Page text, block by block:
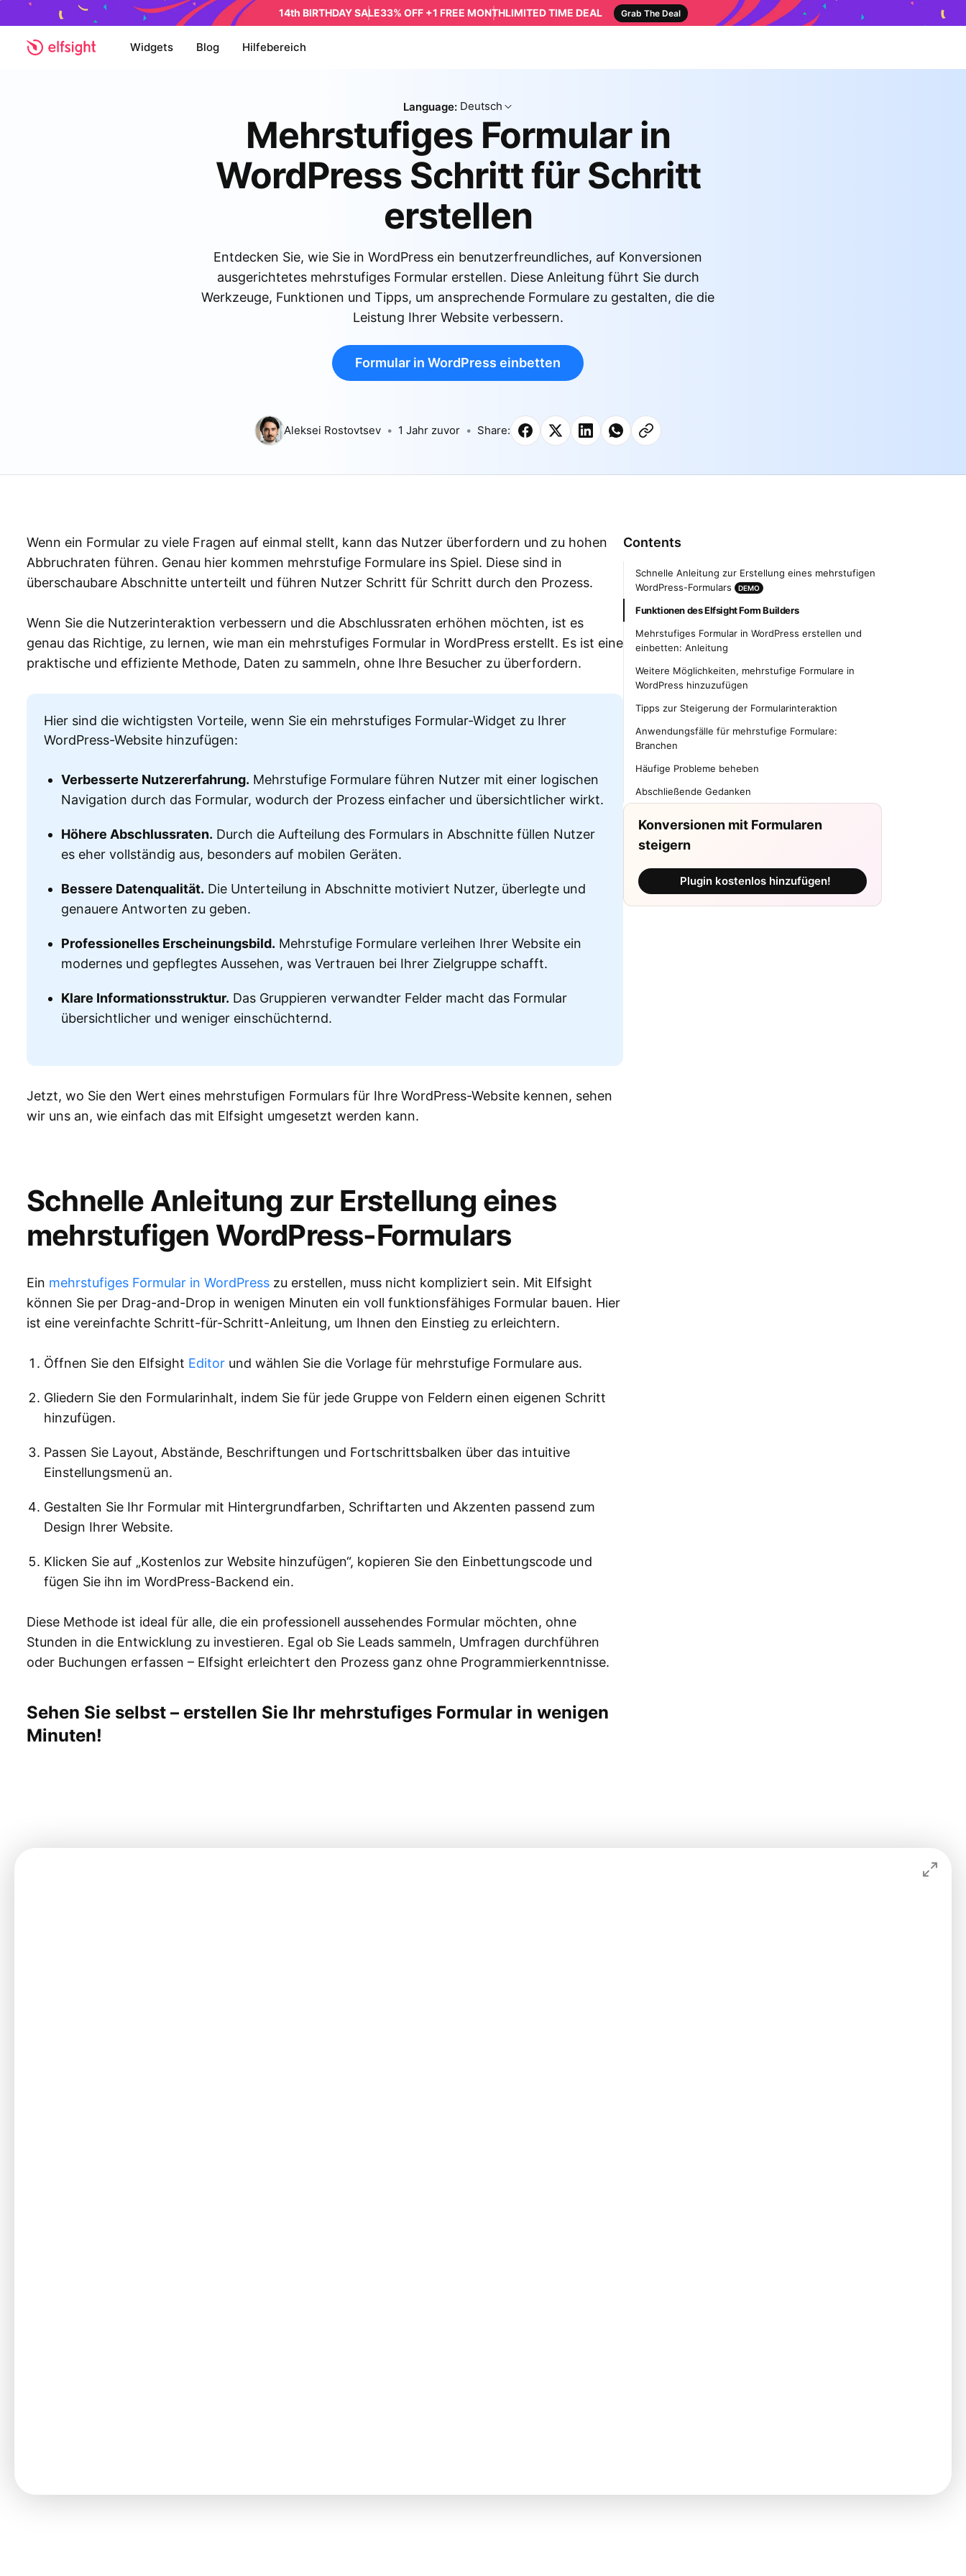
14th BIRTHDAY SALE33% OFF +1 FREE MONTHLIMITED TIME DEAL Grab The Deal
Widgets Blog Hilfebereich
Language: Deutsch
Mehrstufiges Formular in
WordPress Schritt für Schritt
erstellen
Entdecken Sie, wie Sie in WordPress ein benutzerfreundliches, auf Konversionen
ausgerichtetes mehrstufiges Formular erstellen. Diese Anleitung führt Sie durch
Werkzeuge, Funktionen und Tipps, um ansprechende Formulare zu gestalten, die die
Leistung Ihrer Website verbessern.
Formular in WordPress einbetten
Aleksei Rostovtsev 1 Jahr zuvor Share:
Wenn ein Formular zu viele Fragen auf einmal stellt, kann das Nutzer überfordern und zu hohen
Abbruchraten führen. Genau hier kommen mehrstufige Formulare ins Spiel. Diese sind in
überschaubare Abschnitte unterteilt und führen Nutzer Schritt für Schritt durch den Prozess.
Wenn Sie die Nutzerinteraktion verbessern und die Abschlussraten erhöhen möchten, ist es
genau das Richtige, zu lernen, wie man ein mehrstufiges Formular in WordPress erstellt. Es ist eine
praktische und effiziente Methode, Daten zu sammeln, ohne Ihre Besucher zu überfordern.
Hier sind die wichtigsten Vorteile, wenn Sie ein mehrstufiges Formular-Widget zu Ihrer
WordPress-Website hinzufügen:
Verbesserte Nutzererfahrung. Mehrstufige Formulare führen Nutzer mit einer logischen
Navigation durch das Formular, wodurch der Prozess einfacher und übersichtlicher wirkt.
Höhere Abschlussraten. Durch die Aufteilung des Formulars in Abschnitte füllen Nutzer
es eher vollständig aus, besonders auf mobilen Geräten.
Bessere Datenqualität. Die Unterteilung in Abschnitte motiviert Nutzer, überlegte und
genauere Antworten zu geben.
Professionelles Erscheinungsbild. Mehrstufige Formulare verleihen Ihrer Website ein
modernes und gepflegtes Aussehen, was Vertrauen bei Ihrer Zielgruppe schafft.
Klare Informationsstruktur. Das Gruppieren verwandter Felder macht das Formular
übersichtlicher und weniger einschüchternd.
Jetzt, wo Sie den Wert eines mehrstufigen Formulars für Ihre WordPress-Website kennen, sehen
wir uns an, wie einfach das mit Elfsight umgesetzt werden kann.
Schnelle Anleitung zur Erstellung eines
mehrstufigen WordPress-Formulars
Ein mehrstufiges Formular in WordPress zu erstellen, muss nicht kompliziert sein. Mit Elfsight
können Sie per Drag-and-Drop in wenigen Minuten ein voll funktionsfähiges Formular bauen. Hier
ist eine vereinfachte Schritt-für-Schritt-Anleitung, um Ihnen den Einstieg zu erleichtern.
Öffnen Sie den Elfsight Editor und wählen Sie die Vorlage für mehrstufige Formulare aus.
Gliedern Sie den Formularinhalt, indem Sie für jede Gruppe von Feldern einen eigenen Schritt
hinzufügen.
Passen Sie Layout, Abstände, Beschriftungen und Fortschrittsbalken über das intuitive
Einstellungsmenü an.
Gestalten Sie Ihr Formular mit Hintergrundfarben, Schriftarten und Akzenten passend zum
Design Ihrer Website.
Klicken Sie auf „Kostenlos zur Website hinzufügen“, kopieren Sie den Einbettungscode und
fügen Sie ihn im WordPress-Backend ein.
Diese Methode ist ideal für alle, die ein professionell aussehendes Formular möchten, ohne
Stunden in die Entwicklung zu investieren. Egal ob Sie Leads sammeln, Umfragen durchführen
oder Buchungen erfassen – Elfsight erleichtert den Prozess ganz ohne Programmierkenntnisse.
Sehen Sie selbst – erstellen Sie Ihr mehrstufiges Formular in wenigen
Minuten!
Contents
Schnelle Anleitung zur Erstellung eines mehrstufigen
WordPress-Formulars
DEMO
Funktionen des Elfsight Form Builders
Mehrstufiges Formular in WordPress erstellen und
einbetten: Anleitung
Weitere Möglichkeiten, mehrstufige Formulare in
WordPress hinzuzufügen
Tipps zur Steigerung der Formularinteraktion
Anwendungsfälle für mehrstufige Formulare:
Branchen
Häufige Probleme beheben
Abschließende Gedanken
Konversionen mit Formularen
steigern
Plugin kostenlos hinzufügen!